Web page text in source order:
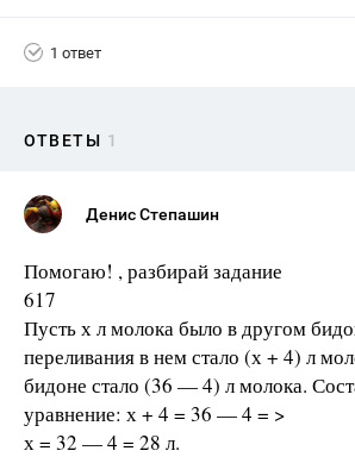
1 ответ
ОТВЕТЫ 1
Денис Степашин
Помогаю! , разбирай задание
617
Пусть х л молока было в другом
переливания в нем стало (х + 4) л
бидоне стало (36 — 4) л молока.
уравнение: х + 4 = 36 — 4 = >
х = 32 — 4 = 28 л.